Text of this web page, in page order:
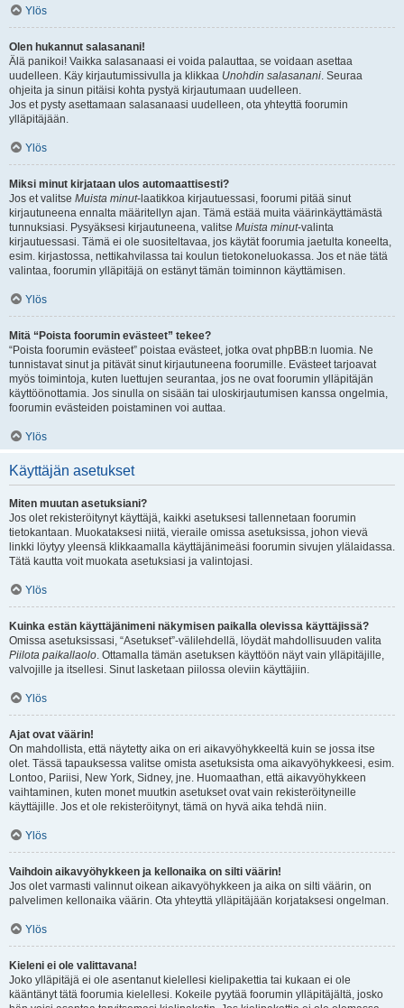
Ylös
Olen hukannut salasanani!
Älä panikoi! Vaikka salasanaasi ei voida palauttaa, se voidaan asettaa
uudelleen. Käy kirjautumissivulla ja klikkaa Unohdin salasanani. Seuraa
ohjeita ja sinun pitäisi kohta pystyä kirjautumaan uudelleen.
Jos et pysty asettamaan salasanaasi uudelleen, ota yhteyttä foorumin
ylläpitäjään.
Ylös
Miksi minut kirjataan ulos automaattisesti?
Jos et valitse Muista minut-laatikkoa kirjautuessasi, foorumi pitää sinut
kirjautuneena ennalta määritellyn ajan. Tämä estää muita väärinkäyttämästä
tunnuksiasi. Pysyäksesi kirjautuneena, valitse Muista minut-valinta
kirjautuessasi. Tämä ei ole suositeltavaa, jos käytät foorumia jaetulta koneelta,
esim. kirjastossa, nettikahvilassa tai koulun tietokoneluokassa. Jos et näe tätä
valintaa, foorumin ylläpitäjä on estänyt tämän toiminnon käyttämisen.
Ylös
Mitä “Poista foorumin evästeet” tekee?
“Poista foorumin evästeet” poistaa evästeet, jotka ovat phpBB:n luomia. Ne
tunnistavat sinut ja pitävät sinut kirjautuneena foorumille. Evästeet tarjoavat
myös toimintoja, kuten luettujen seurantaa, jos ne ovat foorumin ylläpitäjän
käyttöönottamia. Jos sinulla on sisään tai uloskirjautumisen kanssa ongelmia,
foorumin evästeiden poistaminen voi auttaa.
Ylös
Käyttäjän asetukset
Miten muutan asetuksiani?
Jos olet rekisteröitynyt käyttäjä, kaikki asetuksesi tallennetaan foorumin
tietokantaan. Muokataksesi niitä, vieraile omissa asetuksissa, johon vievä
linkki löytyy yleensä klikkaamalla käyttäjänimeäsi foorumin sivujen ylälaidassa.
Tätä kautta voit muokata asetuksiasi ja valintojasi.
Ylös
Kuinka estän käyttäjänimeni näkymisen paikalla olevissa käyttäjissä?
Omissa asetuksissasi, “Asetukset”-välilehdellä, löydät mahdollisuuden valita
Piilota paikallaolo. Ottamalla tämän asetuksen käyttöön näyt vain ylläpitäjille,
valvojille ja itsellesi. Sinut lasketaan piilossa oleviin käyttäjiin.
Ylös
Ajat ovat väärin!
On mahdollista, että näytetty aika on eri aikavyöhykkeeltä kuin se jossa itse
olet. Tässä tapauksessa valitse omista asetuksista oma aikavyöhykkeesi, esim.
Lontoo, Pariisi, New York, Sidney, jne. Huomaathan, että aikavyöhykkeen
vaihtaminen, kuten monet muutkin asetukset ovat vain rekisteröityneille
käyttäjille. Jos et ole rekisteröitynyt, tämä on hyvä aika tehdä niin.
Ylös
Vaihdoin aikavyöhykkeen ja kellonaika on silti väärin!
Jos olet varmasti valinnut oikean aikavyöhykkeen ja aika on silti väärin, on
palvelimen kellonaika väärin. Ota yhteyttä ylläpitäjään korjataksesi ongelman.
Ylös
Kieleni ei ole valittavana!
Joko ylläpitäjä ei ole asentanut kielellesi kielipakettia tai kukaan ei ole
kääntänyt tätä foorumia kielellesi. Kokeile pyytää foorumin ylläpitäjältä, josko